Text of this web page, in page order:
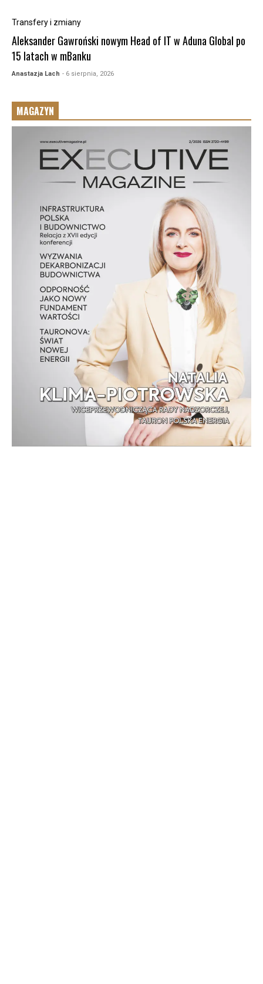
Transfery i zmiany
Aleksander Gawroński nowym Head of IT w Aduna Global po
15 latach w mBanku
Anastazja Lach - 6 sierpnia, 2026
MAGAZYN